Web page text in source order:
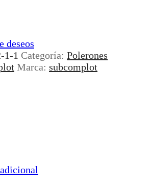
deseos
1-1 Categoría: Polerones
Marca: subcomplot